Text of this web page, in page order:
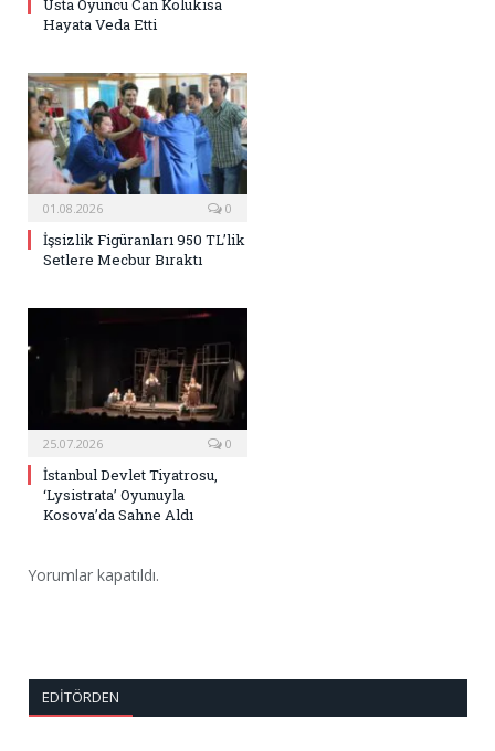
Usta Oyuncu Can Kolukısa
Hayata Veda Etti
01.08.2026 0
İşsizlik Figüranları 950 TL’lik
Setlere Mecbur Bıraktı
25.07.2026 0
İstanbul Devlet Tiyatrosu,
‘Lysistrata’ Oyunuyla
Kosova’da Sahne Aldı
Yorumlar kapatıldı.
EDITÖRDEN